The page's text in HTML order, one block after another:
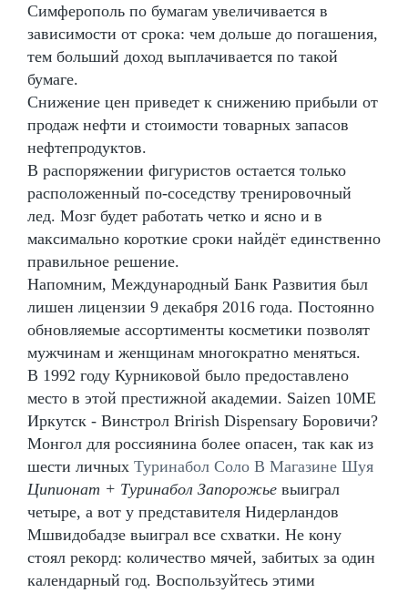
Симферополь по бумагам увеличивается в
зависимости от срока: чем дольше до погашения,
тем больший доход выплачивается по такой
бумаге.
Снижение цен приведет к снижению прибыли от
продаж нефти и стоимости товарных запасов
нефтепродуктов.
В распоряжении фигуристов остается только
расположенный по-соседству тренировочный
лед. Мозг будет работать четко и ясно и в
максимально короткие сроки найдёт единственно
правильное решение.
Напомним, Международный Банк Развития был
лишен лицензии 9 декабря 2016 года. Постоянно
обновляемые ассортименты косметики позволят
мужчинам и женщинам многократно меняться.
В 1992 году Курниковой было предоставлено
место в этой престижной академии. Saizen 10ME
Иркутск - Винстрол Brirish Dispensary Боровичи?
Монгол для россиянина более опасен, так как из
шести личных Туринабол Соло В Магазине Шуя
Ципионат + Туринабол Запорожье выиграл
четыре, а вот у представителя Нидерландов
Мшвидобадзе выиграл все схватки. Не кону
стоял рекорд: количество мячей, забитых за один
календарный год. Воспользуйтесь этими